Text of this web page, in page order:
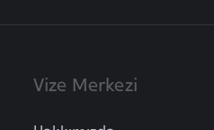
Vize Merkezi